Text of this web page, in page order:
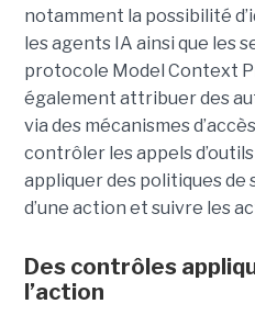
notamment la possibilité
les agents IA ainsi que les
protocole Model Context
également attribuer des
via des mécanismes
contrôler les appels
appliquer des politiques de
d’une action et suivre les
Des contrôles
l’action